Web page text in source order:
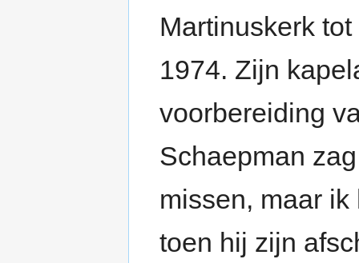
Martinuskerk
1974. Zijn
voorbereiding
Schaepman
missen, maar
toen hij zijn